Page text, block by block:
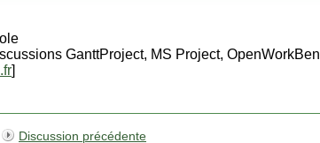
GanttProject, MS Project,
]
Discussion précédente